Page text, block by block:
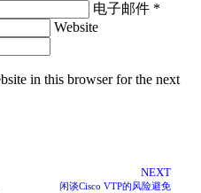
电子邮件 *
Website
in this browser for the next
NEXT
闲谈Cisco VTP的风险避免